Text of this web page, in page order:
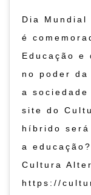
Dia Mundial
é
Educação e
no poder
a
site do
híbrido será
a
Cultura
https://